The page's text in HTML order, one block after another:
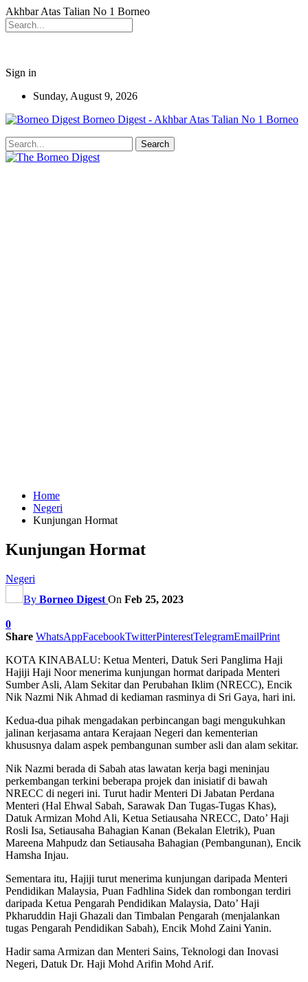
Akhbar Atas Talian No 1 Borneo
Sign in
Sunday, August 9, 2026
Borneo Digest - Akhbar Atas Talian No 1 Borneo
Home
Negeri
Kunjungan Hormat
Kunjungan Hormat
Negeri
By Borneo Digest On Feb 25, 2023
0
Share WhatsAppFacebookTwitterPinterestTelegramEmailPrint
KOTA KINABALU: Ketua Menteri, Datuk Seri Panglima Haji
Hajiji Haji Noor menerima kunjungan hormat daripada Menteri
Sumber Asli, Alam Sekitar dan Perubahan Iklim (NRECC), Encik
Nik Nazmi Nik Ahmad di kediaman rasminya di Sri Gaya, hari ini.
Kedua-dua pihak mengadakan perbincangan bagi mengukuhkan
jalinan kerjasama antara Kerajaan Negeri dan kementerian
khususnya dalam aspek pembangunan sumber asli dan alam sekitar.
Nik Nazmi berada di Sabah atas lawatan kerja bagi meninjau
perkembangan terkini beberapa projek dan inisiatif di bawah
NRECC di negeri ini. Turut hadir Menteri Di Jabatan Perdana
Menteri (Hal Ehwal Sabah, Sarawak Dan Tugas-Tugas Khas),
Datuk Armizan Mohd Ali, Ketua Setiausaha NRECC, Dato’ Haji
Rosli Isa, Setiausaha Bahagian Kanan (Bekalan Eletrik), Puan
Mareena Mahpudz dan Setiausaha Bahagian (Pembangunan), Encik
Hamsha Injau.
Sementara itu, Hajiji turut menerima kunjungan daripada Menteri
Pendidikan Malaysia, Puan Fadhlina Sidek dan rombongan terdiri
daripada Ketua Pengarah Pendidikan Malaysia, Dato’ Haji
Pkharuddin Haji Ghazali dan Timbalan Pengarah (menjalankan
tugas Pengarah Pendidikan Sabah), Encik Mohd Zaini Yanin.
Hadir sama Armizan dan Menteri Sains, Teknologi dan Inovasi
Negeri, Datuk Dr. Haji Mohd Arifin Mohd Arif.